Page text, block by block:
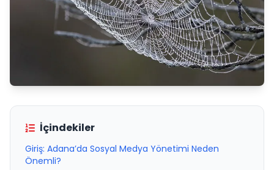
İçindekiler
Giriş: Adana’da Sosyal Medya Yönetimi Neden
Önemli?